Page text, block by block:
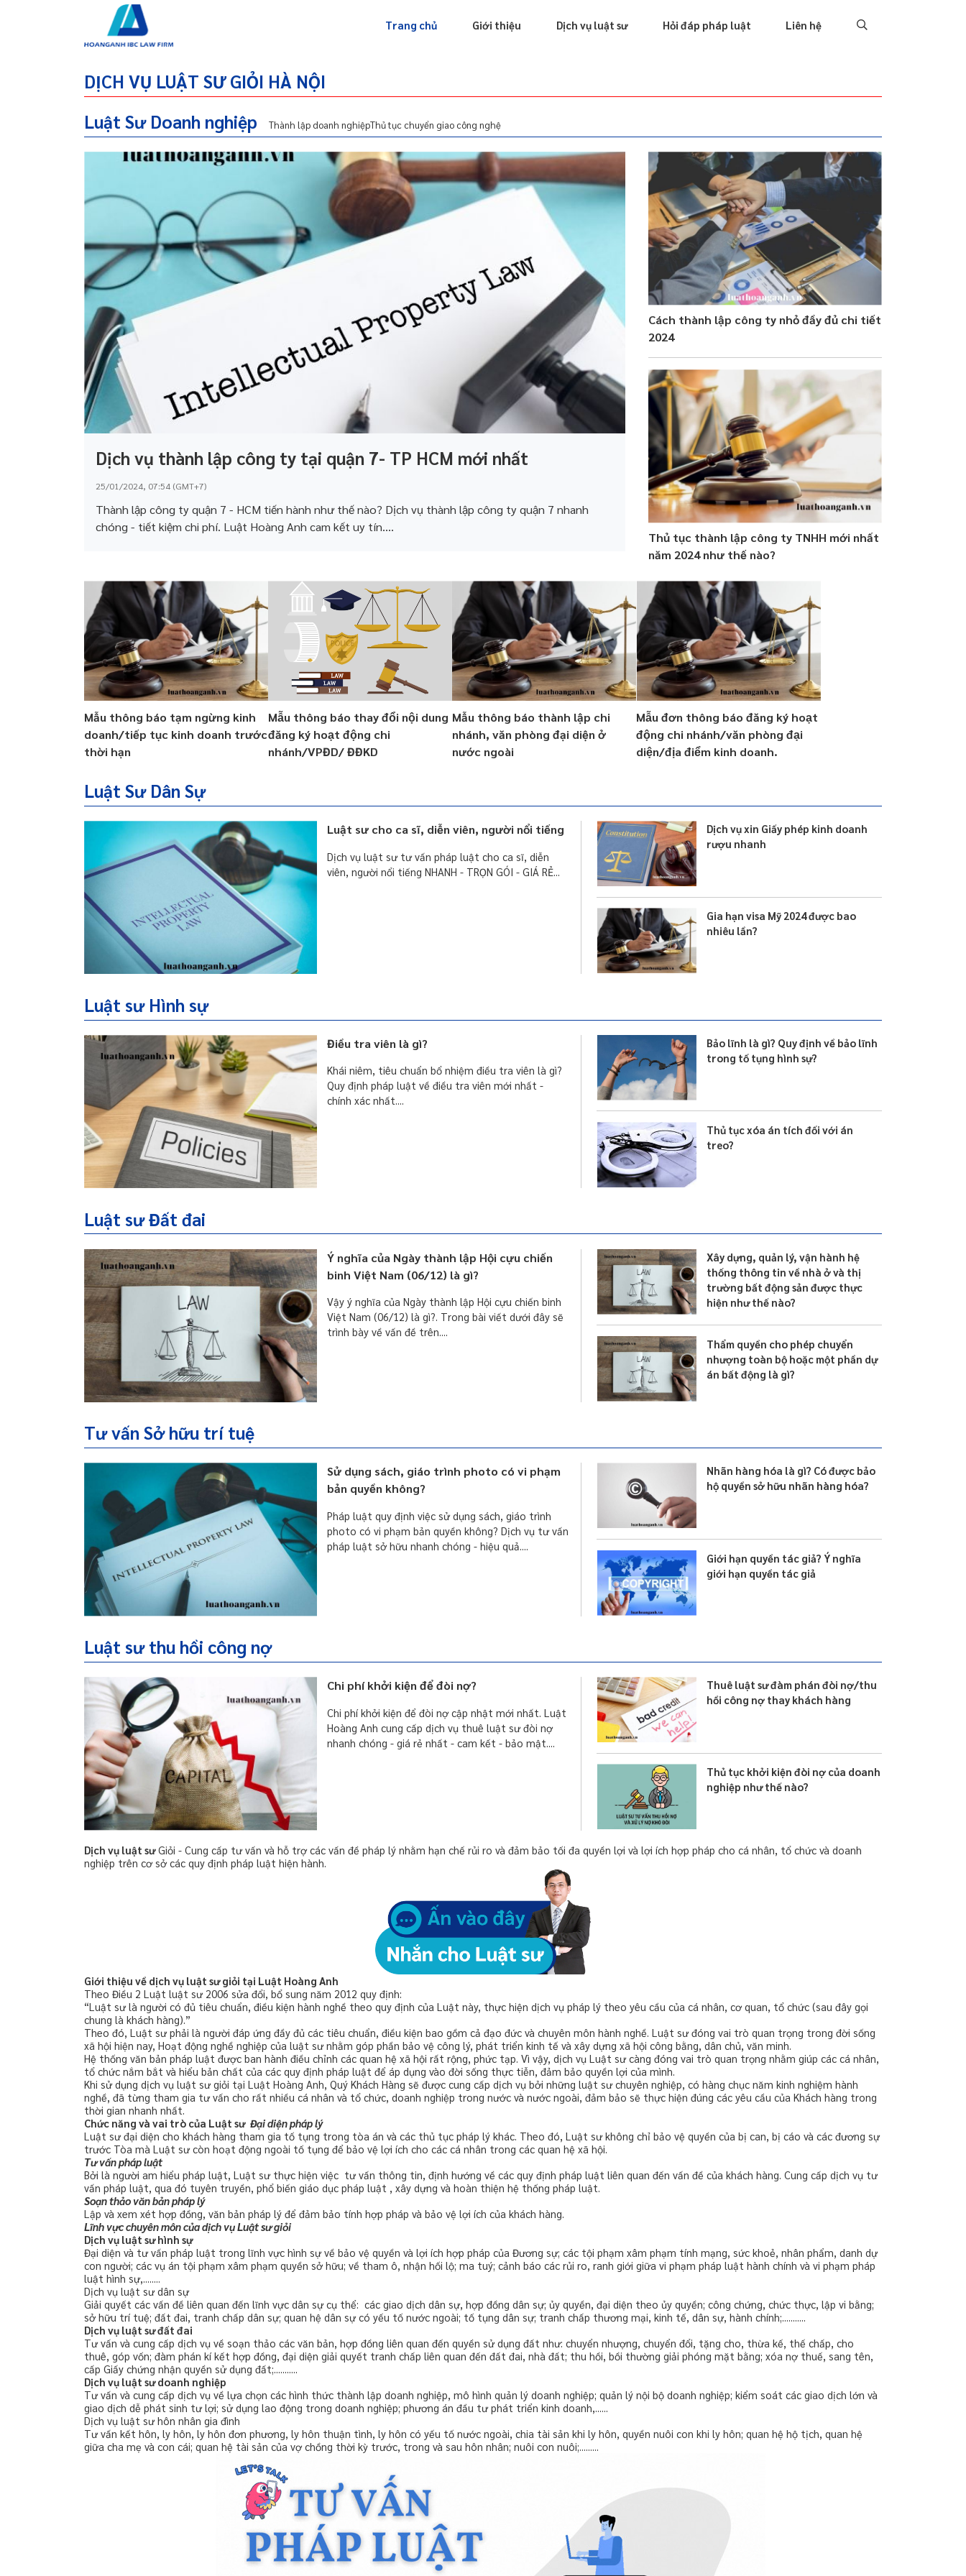
Trang chủ Giới thiệu Dịch vụ luật sư Hỏi đáp pháp luật Liên hệ
Dự án đầu tư Doanh nghiệp Hình sự
DỊCH VỤ LUẬT SƯ GIỎI HÀ NỘI
Luật Sư Doanh nghiệp
Thành lập doanh nghiệpThủ tục chuyển giao công nghệ
Dịch vụ thành lập công ty tại quận 7- TP HCM mới nhất
25/01/2024, 07:54 (GMT+7)
Thành lập công ty quận 7 - HCM tiến hành như thế nào? Dịch vụ thành lập công ty quận 7 nhanh
chóng - tiết kiệm chi phí. Luật Hoàng Anh cam kết uy tín....
Cách thành lập công ty nhỏ đầy đủ chi tiết
2024
Thủ tục thành lập công ty TNHH mới nhất
năm 2024 như thế nào?
Mẫu thông báo tạm ngừng kinh
doanh/tiếp tục kinh doanh trước
thời hạn
Mẫu thông báo thay đổi nội dung
đăng ký hoạt động chi
nhánh/VPĐD/ ĐĐKD
Mẫu thông báo thành lập chi
nhánh, văn phòng đại diện ở
nước ngoài
Mẫu đơn thông báo đăng ký hoạt
động chi nhánh/văn phòng đại
diện/địa điểm kinh doanh.
Luật Sư Dân Sự
Luật sư cho ca sĩ, diễn viên, người nổi tiếng
Dịch vụ luật sư tư vấn pháp luật cho ca sĩ, diễn
viên, người nổi tiếng NHANH - TRỌN GÓI - GIÁ RẺ...
Dịch vụ xin Giấy phép kinh doanh
rượu nhanh
Gia hạn visa Mỹ 2024 được bao
nhiêu lần?
Luật sư Hình sự
Điều tra viên là gì?
Khái niêm, tiêu chuẩn bổ nhiệm điều tra viên là gì?
Quy định pháp luật về điều tra viên mới nhất -
chính xác nhất....
Bảo lĩnh là gì? Quy định về bảo lĩnh
trong tố tụng hình sự?
Thủ tục xóa án tích đối với án
treo?
Luật sư Đất đai
Ý nghĩa của Ngày thành lập Hội cựu chiến
binh Việt Nam (06/12) là gì?
Vậy ý nghĩa của Ngày thành lập Hội cựu chiến binh
Việt Nam (06/12) là gì?. Trong bài viết dưới đây sẽ
trình bày về vấn đề trên....
Xây dựng, quản lý, vận hành hệ
thống thông tin về nhà ở và thị
trường bất động sản được thực
hiện như thế nào?
Thẩm quyền cho phép chuyển
nhượng toàn bộ hoặc một phần dự
án bất động là gì?
Tư vấn Sở hữu trí tuệ
Sử dụng sách, giáo trình photo có vi phạm
bản quyền không?
Pháp luật quy định việc sử dụng sách, giáo trình
photo có vi phạm bản quyền không? Dịch vụ tư vấn
pháp luật sở hữu nhanh chóng - hiệu quả....
Nhãn hàng hóa là gì? Có được bảo
hộ quyền sở hữu nhãn hàng hóa?
Giới hạn quyền tác giả? Ý nghĩa
giới hạn quyền tác giả
Luật sư thu hồi công nợ
Chi phí khởi kiện để đòi nợ?
Chi phí khởi kiện để đòi nợ cập nhật mới nhất. Luật
Hoàng Anh cung cấp dịch vụ thuê luật sư đòi nợ
nhanh chóng - giá rẻ nhất - cam kết - bảo mật....
Thuê luật sư đàm phán đòi nợ/thu
hồi công nợ thay khách hàng
Thủ tục khởi kiện đòi nợ của doanh
nghiệp như thế nào?
Dịch vụ luật sưGiỏi - Cung cấp tư vấn và hỗ trợ các vấn đề pháp lý nhằm hạn chế rủi ro và đảm bảo tối đa quyền lợi và lợi ích hợp pháp cho cá nhân, tổ chức và doanh
nghiệp trên cơ sở các quy định pháp luật hiện hành.
Giới thiệu về dịch vụ luật sư giỏi tại Luật Hoàng Anh
Theo Điều 2 Luật luật sư 2006 sửa đổi, bổ sung năm 2012 quy định:
“Luật sư là người có đủ tiêu chuẩn, điều kiện hành nghề theo quy định của Luật này, thực hiện dịch vụ pháp lý theo yêu cầu của cá nhân, cơ quan, tổ chức (sau đây gọi
chung là khách hàng).”
Theo đó, Luật sư phải là người đáp ứng đầy đủ các tiêu chuẩn, điều kiện bao gồm cả đạo đức và chuyên môn hành nghề. Luật sư đóng vai trò quan trọng trong đời sống
xã hội hiện nay, Hoạt động nghề nghiệp của luật sư nhằm góp phần bảo vệ công lý, phát triển kinh tế và xây dựng xã hội công bằng, dân chủ, văn minh.
Hệ thống văn bản pháp luật được ban hành điều chỉnh các quan hệ xã hội rất rộng, phức tạp. Vì vậy, dịch vụ Luật sư càng đóng vai trò quan trọng nhằm giúp các cá nhân,
tổ chức nắm bắt và hiểu bản chất của các quy định pháp luật để áp dụng vào đời sống thực tiễn, đảm bảo quyền lợi của mình.
Khi sử dụng dịch vụ luật sư giỏi tại Luật Hoàng Anh, Quý Khách Hàng sẽ được cung cấp dịch vụ bởi những luật sư chuyên nghiệp, có hàng chục năm kinh nghiệm hành
nghề, đã từng tham gia tư vấn cho rất nhiều cá nhân và tổ chức, doanh nghiệp trong nước và nước ngoài, đảm bảo sẽ thực hiện đúng các yêu cầu của Khách hàng trong
thời gian nhanh nhất.
Chức năng và vai trò của Luật sư Đại diện pháp lý
Luật sư đại diện cho khách hàng tham gia tố tụng trong tòa án và các thủ tục pháp lý khác. Theo đó, Luật sư không chỉ bảo vệ quyền của bị can, bị cáo và các đương sự
trước Tòa mà Luật sư còn hoạt động ngoài tố tụng để bảo vệ lợi ích cho các cá nhân trong các quan hệ xã hội.
Tư vấn pháp luật
Bởi là người am hiểu pháp luật, Luật sư thực hiện việc tư vấn thông tin, định hướng về các quy định pháp luật liên quan đến vấn đề của khách hàng. Cung cấp dịch vụ tư
vấn pháp luật, qua đó tuyên truyền, phổ biến giáo dục pháp luật , xây dựng và hoàn thiện hệ thống pháp luật.
Soạn thảo văn bản pháp lý
Lập và xem xét hợp đồng, văn bản pháp lý để đảm bảo tính hợp pháp và bảo vệ lợi ích của khách hàng.
Lĩnh vực chuyên môn của dịch vụ Luật sư giỏi
Dịch vụ luật sư hình sự
Đại diện và tư vấn pháp luật trong lĩnh vực hình sự về bảo vệ quyền và lợi ích hợp pháp của Đương sự; các tội phạm xâm phạm tính mạng, sức khoẻ, nhân phẩm, danh dự
con người; các vụ án tội phạm xâm phạm quyền sở hữu; về tham ô, nhận hối lộ; ma tuý; cảnh báo các rủi ro, ranh giới giữa vi phạm pháp luật hành chính và vi phạm pháp
luật hình sự,........
Dịch vụ luật sư dân sự
Giải quyết các vấn đề liên quan đến lĩnh vực dân sự cụ thể: các giao dịch dân sự, hợp đồng dân sự; ủy quyền, đại diện theo ủy quyền; công chứng, chức thực, lập vi bằng;
sở hữu trí tuệ; đất đai, tranh chấp dân sự; quan hệ dân sự có yếu tố nước ngoài; tố tụng dân sự; tranh chấp thương mại, kinh tế, dân sự, hành chính;...........
Dịch vụ luật sư đất đai
Tư vấn và cung cấp dịch vụ về soạn thảo các văn bản, hợp đồng liên quan đến quyền sử dụng đất như: chuyển nhượng, chuyển đổi, tặng cho, thừa kế, thế chấp, cho
thuê, góp vốn; đàm phán kí kết hợp đồng, đại diện giải quyết tranh chấp liên quan đến đất đai, nhà đất; thu hồi, bồi thường giải phóng mặt bằng; xóa nợ thuế, sang tên,
cấp Giấy chứng nhận quyền sử dụng đất;...........
Dịch vụ luật sư doanh nghiệp
Tư vấn và cung cấp dịch vụ về lựa chọn các hình thức thành lập doanh nghiệp, mô hình quản lý doanh nghiệp; quản lý nội bộ doanh nghiệp; kiểm soát các giao dịch lớn và
giao dịch dễ phát sinh tư lợi; sử dụng lao động trong doanh nghiệp; phương án đầu tư phát triển kinh doanh,......
Dịch vụ luật sư hôn nhân gia đình
Tư vấn kết hôn, ly hôn, ly hôn đơn phương, ly hôn thuận tình, ly hôn có yếu tố nước ngoài, chia tài sản khi ly hôn, quyền nuôi con khi ly hôn; quan hệ hộ tịch, quan hệ
giữa cha mẹ và con cái; quan hệ tài sản của vợ chồng thời kỳ trước, trong và sau hôn nhân; nuôi con nuôi;.........